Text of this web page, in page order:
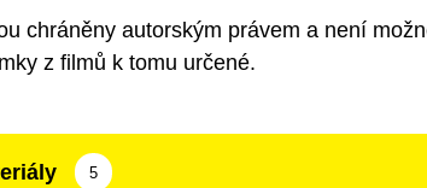
chráněny autorským právem a není
z filmů k tomu určené.
5